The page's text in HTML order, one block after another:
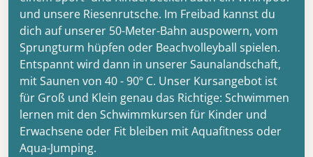
und unsere Riesenrutsche. Im Freibad kannst du
dich auf unserer 50-Meter-Bahn auspowern, vom
Sprungturm hüpfen oder Beachvolleyball spielen.
Entspannt wird dann in unserer Saunalandschaft,
mit Saunen von 40 - 90º C. Unser Kursangebot ist
für Groß und Klein genau das Richtige: Schwimmen
lernen mit den Schwimmkursen für Kinder und
Erwachsene oder Fit bleiben mit Aquafitness oder
Aqua-Jumping.